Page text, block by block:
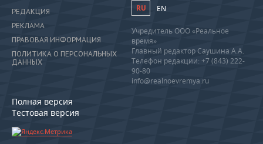
РЕДАКЦИЯ
РЕКЛАМА
ПРАВОВАЯ ИНФОРМАЦИЯ
ПОЛИТИКА О ПЕРСОНАЛЬНЫХ
ДАННЫХ
Полная версия
Тестовая версия
RU EN
Учредитель ООО «Реальное
время»
Главный редактор Саушина А.А.
Телефон редакции: +7 (843) 222-
90-80
info@realnoevremya.ru